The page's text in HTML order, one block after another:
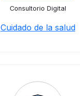
Consultorio Digital
Cuidado de la salud